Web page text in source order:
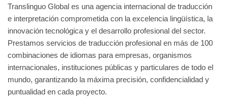
Translinguo Global es una agencia internacional de traducción
e interpretación comprometida con la excelencia lingüística, la
innovación tecnológica y el desarrollo profesional del sector.
Prestamos servicios de traducción profesional en más de 100
combinaciones de idiomas para empresas, organismos
internacionales, instituciones públicas y particulares de todo el
mundo, garantizando la máxima precisión, confidencialidad y
puntualidad en cada proyecto.